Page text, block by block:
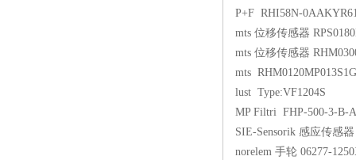
P+F RHI58N-
mts 位移传感器
mts 位移传感器
mts
lust Type:VF1204S
MP Filtri FHP-500-3-B-
SIE-Sensorik 感应传感
norelem 手轮 06277-